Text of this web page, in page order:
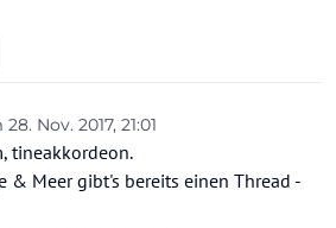
28. Nov. 2017, 21:01
von Kourion
tineakkordeon.
& Meer gibt's bereits einen Thread -